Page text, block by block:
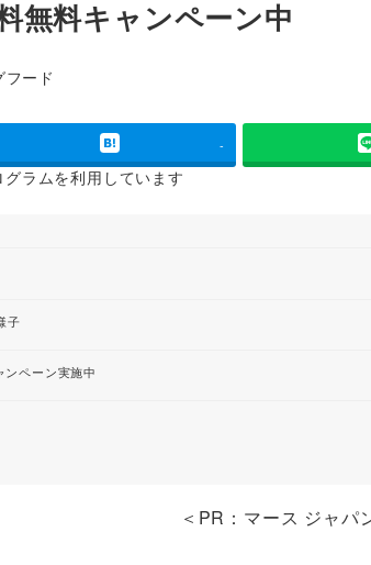
無料キャンペーン中
フード
-
グラムを利用しています
子
ペーン実施中
＜PR：マース ジャパ